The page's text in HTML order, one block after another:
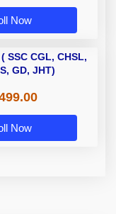
Adda 247
Now
SSC CGL, CHSL,
GD, JHT)
Now